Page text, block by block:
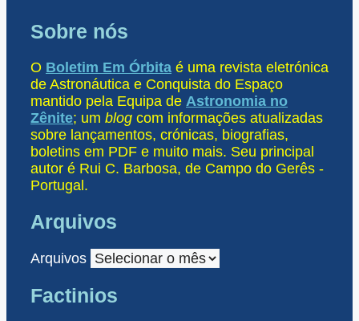
Sobre nós
O Boletim Em Órbita é uma revista eletrónica
de Astronáutica e Conquista do Espaço
mantido pela Equipa de Astronomia no
Zênite; um blog com informações atualizadas
sobre lançamentos, crónicas, biografias,
boletins em PDF e muito mais. Seu principal
autor é Rui C. Barbosa, de Campo do Gerês -
Portugal.
Arquivos
Arquivos
Factinios